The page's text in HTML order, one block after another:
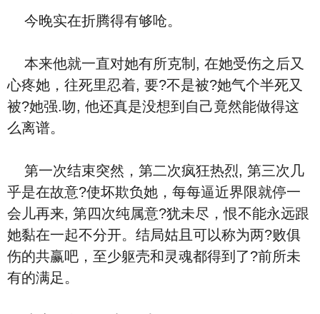
今晚实在折腾得有够呛。
本来他就一直对她有所克制, 在她受伤之后又
心疼她，往死里忍着, 要?不是被?她气个半死又
被?她强.吻, 他还真是没想到自己竟然能做得这
么离谱。
第一次结束突然，第二次疯狂热烈, 第三次几
乎是在故意?使坏欺负她，每每逼近界限就停一
会儿再来, 第四次纯属意?犹未尽，恨不能永远跟
她黏在一起不分开。结局姑且可以称为两?败俱
伤的共赢吧，至少躯壳和灵魂都得到了?前所未
有的满足。